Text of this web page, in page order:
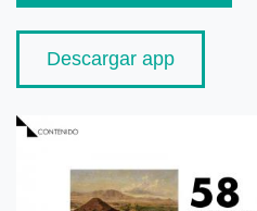
Descargar app